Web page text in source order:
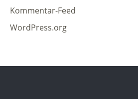
Kommentar-Feed
WordPress.org